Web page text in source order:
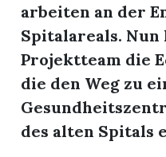
arbeiten an der
Spitalareals. Nun
Projektteam die
die den Weg zu
des alten Spitals